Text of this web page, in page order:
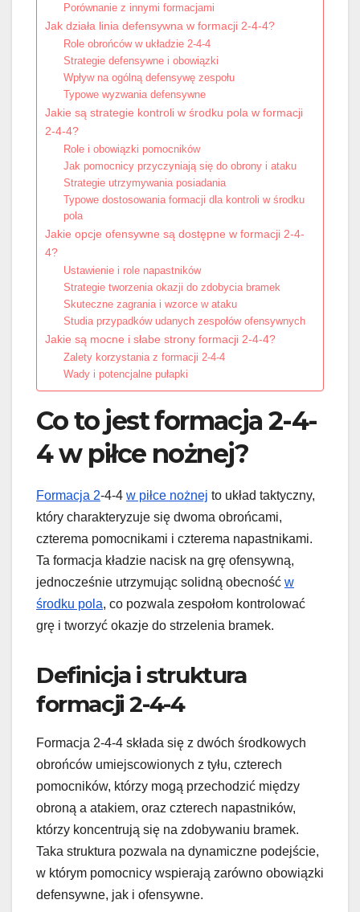
Porównanie z innymi formacjami
Jak działa linia defensywna w formacji 2-4-4?
Role obrońców w układzie 2-4-4
Strategie defensywne i obowiązki
Wpływ na ogólną defensywę zespołu
Typowe wyzwania defensywne
Jakie są strategie kontroli w środku pola w formacji
2-4-4?
Role i obowiązki pomocników
Jak pomocnicy przyczyniają się do obrony i ataku
Strategie utrzymywania posiadania
Typowe dostosowania formacji dla kontroli w środku
pola
Jakie opcje ofensywne są dostępne w formacji 2-4-
4?
Ustawienie i role napastników
Strategie tworzenia okazji do zdobycia bramek
Skuteczne zagrania i wzorce w ataku
Studia przypadków udanych zespołów ofensywnych
Jakie są mocne i słabe strony formacji 2-4-4?
Zalety korzystania z formacji 2-4-4
Wady i potencjalne pułapki
Co to jest formacja 2-4-
4 w piłce nożnej?
Formacja 2-4-4 w piłce nożnej to układ taktyczny,
który charakteryzuje się dwoma obrońcami,
czterema pomocnikami i czterema napastnikami.
Ta formacja kładzie nacisk na grę ofensywną,
jednocześnie utrzymując solidną obecność w
środku pola, co pozwala zespołom kontrolować
grę i tworzyć okazje do strzelenia bramek.
Definicja i struktura
formacji 2-4-4
Formacja 2-4-4 składa się z dwóch środkowych
obrońców umiejscowionych z tyłu, czterech
pomocników, którzy mogą przechodzić między
obroną a atakiem, oraz czterech napastników,
którzy koncentrują się na zdobywaniu bramek.
Taka struktura pozwala na dynamiczne podejście,
w którym pomocnicy wspierają zarówno obowiązki
defensywne, jak i ofensywne.